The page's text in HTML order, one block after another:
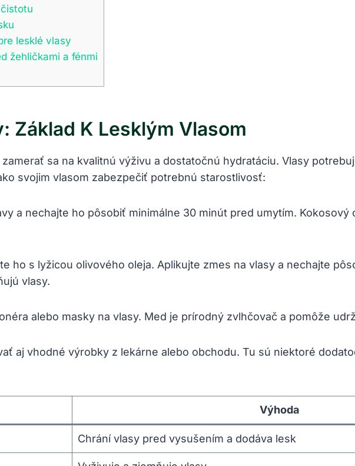
lesklé vlasy
žehličkami a fénmi
Základ K Lesklým Vlasom
sa na kvalitnú výživu a dostatočnú hydratáciu. Vlasy
svojim vlasom zabezpečiť potrebnú starostlivosť:
a nechajte ho pôsobiť minimálne 30 minút pred umytím. Kokosový
ho s lyžicou olivového oleja. Aplikujte zmes na vlasy a nechajte
vlasy.
alebo masky na vlasy. Med je prírodný zvlhčovač a pomôže
aj vhodné výrobky z lekárne alebo obchodu. Tu sú niektoré
Výhoda
Chrání vlasy pred vysušením a dodáva lesk